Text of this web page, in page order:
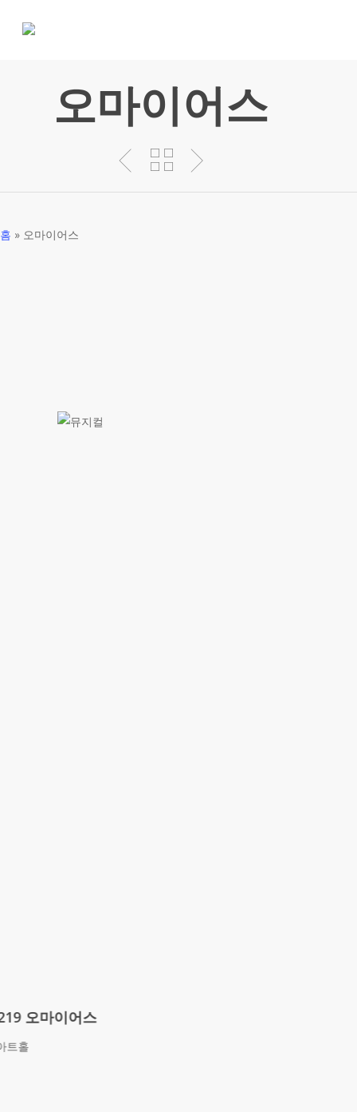
오마이어스
홈 » 오마이어스
오마이어스
홀